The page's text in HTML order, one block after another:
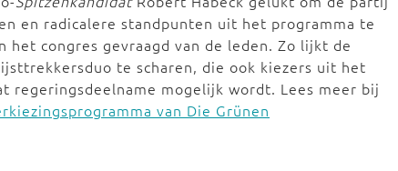
en radicalere standpunten uit het programma te
het congres gevraagd van de leden. Zo lijkt de
te scharen, die ook kiezers uit het
regeringsdeelname mogelijk wordt. Lees meer bij
van Die Grünen